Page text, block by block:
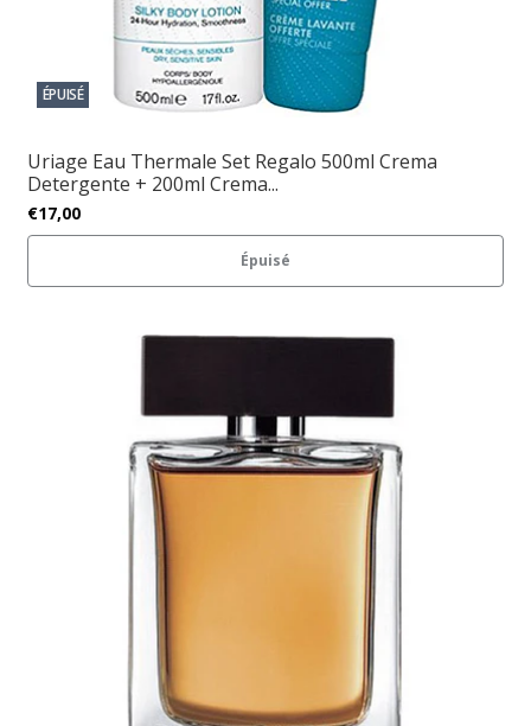
ÉPUISÉ
Uriage Eau Thermale Set Regalo 500ml Crema
Detergente + 200ml Crema...
€17,00
Épuisé